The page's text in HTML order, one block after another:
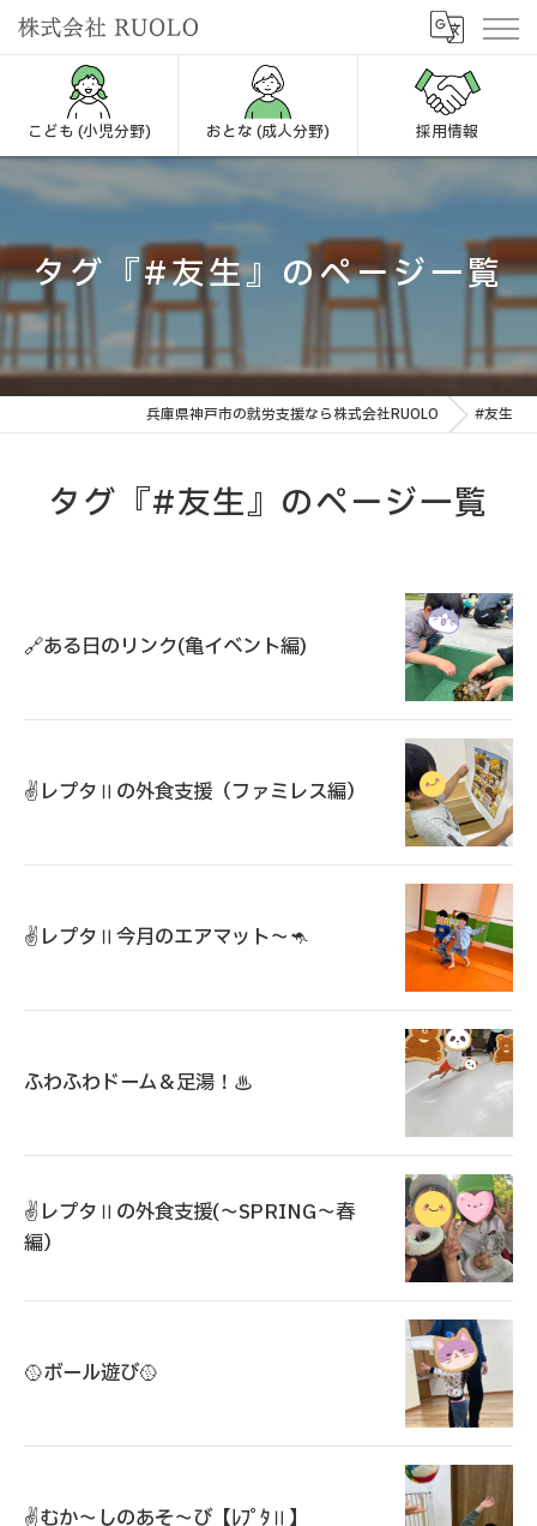
こども (小児分野) おとな (成人分野) 採用情報
タグ『#友生』のページ一覧
兵庫県神戸市の就労支援なら株式会社RUOLO #友生
タグ『#友生』のページ一覧
🔗ある日のリンク(亀イベント編)
✌️レプタⅡの外食支援（ファミレス編）
✌️レプタⅡ今月のエアマット～🦘
ふわふわドーム＆足湯！♨
✌️レプタⅡの外食支援(～SPRING～春
編）
🥎ボール遊び🥎
✌️むか～しのあそ～び【ﾚﾌﾟﾀⅡ】